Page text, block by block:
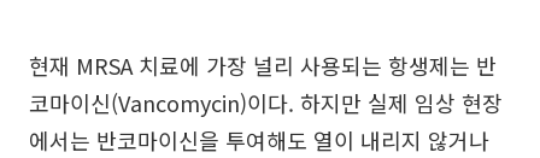
현재 MRSA 치료에 가장 널리 사용되는 항생제는 반
코마이신(Vancomycin)이다. 하지만 실제 임상 현장
에서는 반코마이신을 투여해도 열이 내리지 않거나